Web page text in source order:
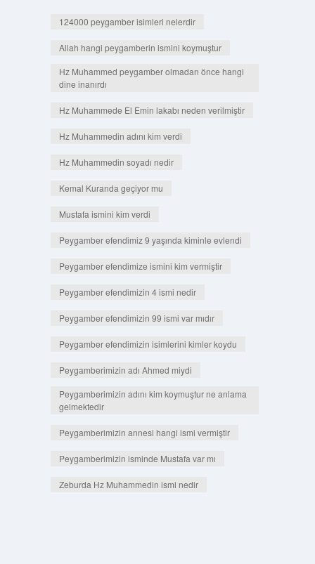
124000 peygamber isimleri nelerdir
Allah hangi peygamberin ismini koymuştur
Hz Muhammed peygamber olmadan önce hangi
dine inanırdı
Hz Muhammede El Emin lakabı neden verilmiştir
Hz Muhammedin adını kim verdi
Hz Muhammedin soyadı nedir
Kemal Kuranda geçiyor mu
Mustafa ismini kim verdi
Peygamber efendimiz 9 yaşında kiminle evlendi
Peygamber efendimize ismini kim vermiştir
Peygamber efendimizin 4 ismi nedir
Peygamber efendimizin 99 ismi var mıdır
Peygamber efendimizin isimlerini kimler koydu
Peygamberimizin adı Ahmed miydi
Peygamberimizin adını kim koymuştur ne anlama
gelmektedir
Peygamberimizin annesi hangi ismi vermiştir
Peygamberimizin isminde Mustafa var mı
Zeburda Hz Muhammedin ismi nedir